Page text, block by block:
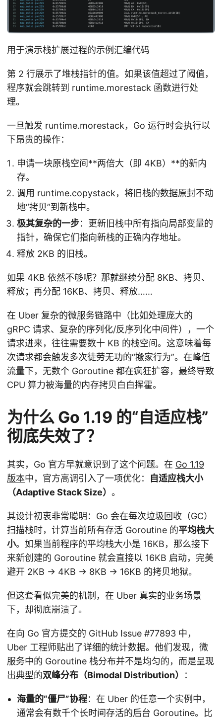
用于演示栈扩展过程的示例汇编代码
第 2 行展示了堆栈指针的值。如果该值超过了阈值，
程序就会跳转到 runtime.morestack 函数进行处
理。
一旦触发 runtime.morestack，Go 运行时会执行以
下昂贵的操作：
申请一块原栈空间**两倍大（即 4KB）**的新内
存。
调用 runtime.copystack，将旧栈的数据原封不动
地“拷贝”到新栈中。
极其复杂的一步：更新旧栈中所有指向局部变量的
指针，确保它们指向新栈的正确内存地址。
释放 2KB 的旧栈。
如果 4KB 依然不够呢？那就继续分配 8KB、拷贝、
释放；再分配 16KB、拷贝、释放……
在 Uber 复杂的微服务链路中（比如处理庞大的
gRPC 请求、复杂的序列化/反序列化中间件），一个
请求进来，往往需要数十 KB 的栈空间。这意味着每
次请求都会触发多次徒劳无功的“搬家行为”。在峰值
流量下，无数个 Goroutine 都在疯狂扩容，最终导致
CPU 算力被海量的内存拷贝白白挥霍。
为什么 Go 1.19 的“自适应栈”
彻底失效了？
其实，Go 官方早就意识到了这个问题。在 Go 1.19
版本中，官方高调引入了一项优化：
自适应栈大小
（Adaptive Stack Size） 。
其设计初衷非常聪明：Go 会在每次垃圾回收（GC）
扫描栈时，计算当前所有存活 Goroutine 的平均栈大
小。如果当前程序的平均栈大小是 16KB，那么接下
来新创建的 Goroutine 就会直接以 16KB 启动，完美
避开 2KB -> 4KB -> 8KB -> 16KB 的拷贝地狱。
但这套看似完美的机制，在 Uber 真实的业务场景
下，却彻底崩溃了。
在向 Go 官方提交的 GitHub Issue #77893 中，
Uber 工程师贴出了详细的统计数据。他们发现，微
服务中的 Goroutine 栈分布并不是均匀的，而是呈现
出典型的双峰分布（Bimodal Distribution） ：
海量的“僵尸”协程：在 Uber 的任意一个实例中，
通常会有数千个长时间存活的后台 Goroutine。比